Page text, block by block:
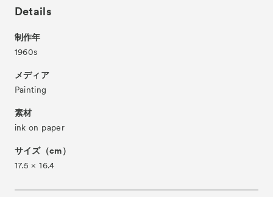
Visitor Information
Partners
Archive
Details
制作年
1960s
メディア
Painting
素材
ink on paper
サイズ（cm）
17.5 × 16.4